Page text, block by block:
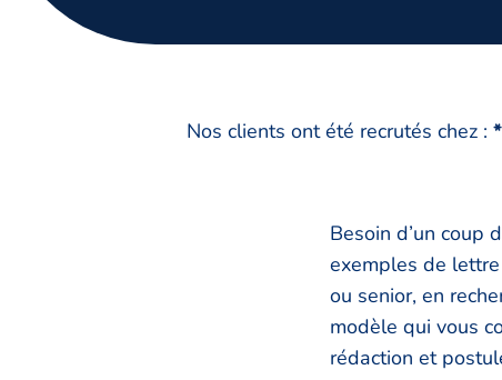
Nos clients ont été recrutés chez : *
Besoin d’un coup
exemples de
ou senior, en
modèle qui vous
rédaction et